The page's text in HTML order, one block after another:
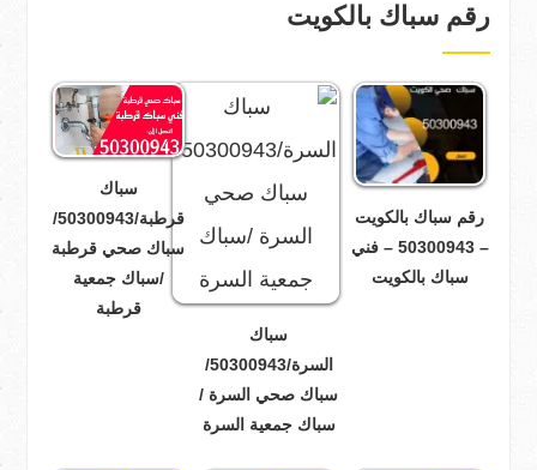
رقم سباك بالكويت
رقم سباك بالكويت
– 50300943 – فني
سباك بالكويت
سباك
السرة/50300943/
سباك صحي السرة /
سباك جمعية السرة
سباك
قرطبة/50300943/
سباك صحي قرطبة
/سباك جمعية
قرطبة